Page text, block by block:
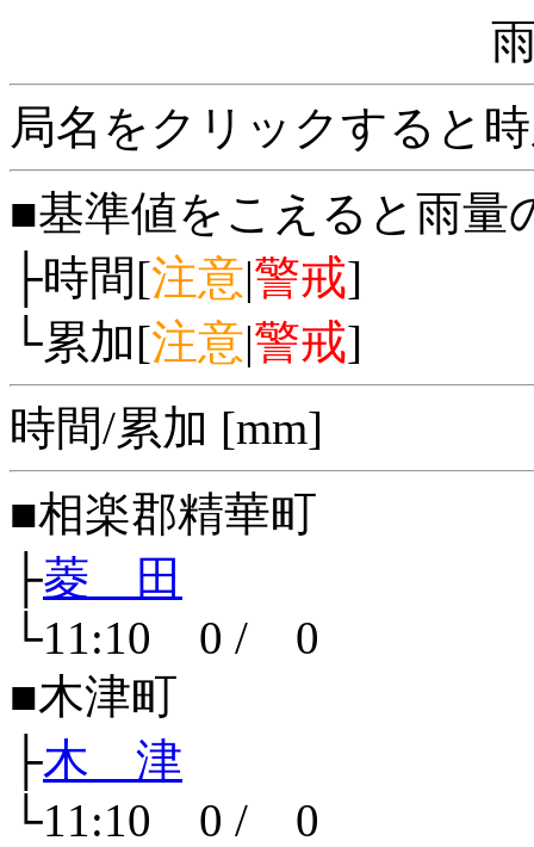
局名をクリックすると
■基準値をこえると雨量
├時間[注意|警戒]
└累加[注意|警戒]
時間/累加 [mm]
■相楽郡精華町
├菱 田
└11:10 0 / 0
■木津町
├木 津
└11:10 0 / 0